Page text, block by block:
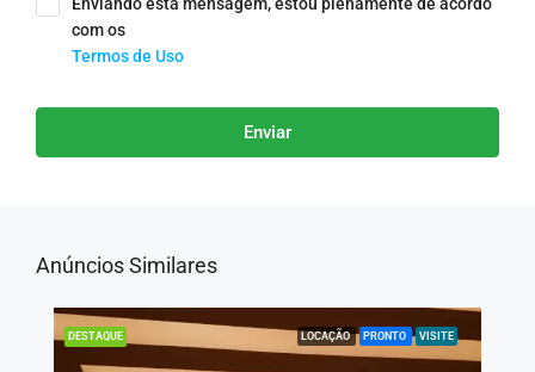
Enviando esta mensagem, estou plenamente de acordo
com os
Termos de Uso
Enviar
Anúncios Similares
DESTAQUE LOCAÇÃO PRONTO VISITE